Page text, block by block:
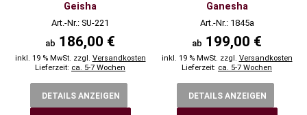
Geisha
Art.-Nr.: SU-221
ab 186,00 €
inkl. 19 % MwSt. zzgl. Versandkosten
Lieferzeit: ca. 5-7 Wochen
DETAILS ANZEIGEN
Ganesha
Art.-Nr.: 1845a
ab 199,00 €
inkl. 19 % MwSt. zzgl. Versandkosten
Lieferzeit: ca. 5-7 Wochen
DETAILS ANZEIGEN